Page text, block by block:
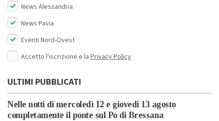
News Alessandria
News Pavia
Eventi Nord-Ovest
Accetto l'iscrizione e la Privacy Policy
ULTIMI PUBBLICATI
Nelle notti di mercoledì 12 e giovedì 13 agosto
completamente il ponte sul Po di Bressana